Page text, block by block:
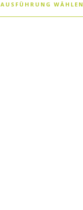
AUSFÜHRUNG WÄHLEN